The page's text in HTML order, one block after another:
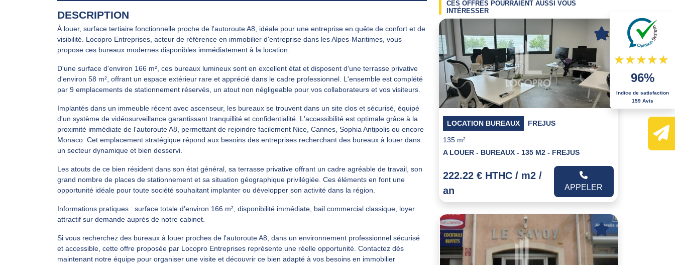
DESCRIPTION
À louer, surface tertiaire fonctionnelle proche de l'autoroute A8, idéale pour une entreprise en quête de confort et de
visibilité. Locopro Entreprises, acteur de référence en immobilier d'entreprise dans les Alpes-Maritimes, vous
propose ces bureaux modernes disponibles immédiatement à la location.
D'une surface d'environ 166 m², ces bureaux lumineux sont en excellent état et disposent d'une terrasse privative
d'environ 58 m², offrant un espace extérieur rare et apprécié dans le cadre professionnel. L'ensemble est complété
par 9 emplacements de stationnement réservés, un atout non négligeable pour vos collaborateurs et vos visiteurs.
Implantés dans un immeuble récent avec ascenseur, les bureaux se trouvent dans un site clos et sécurisé, équipé
d'un système de vidéosurveillance garantissant tranquillité et confidentialité. L'accessibilité est optimale grâce à la
proximité immédiate de l'autoroute A8, permettant de rejoindre facilement Nice, Cannes, Sophia Antipolis ou encore
Monaco. Cet emplacement stratégique répond aux besoins des entreprises recherchant des bureaux à louer dans
un secteur dynamique et bien desservi.
Les atouts de ce bien résident dans son état général, sa terrasse privative offrant un cadre agréable de travail, son
grand nombre de places de stationnement et sa situation géographique privilégiée. Ces éléments en font une
opportunité idéale pour toute société souhaitant implanter ou développer son activité dans la région.
Informations pratiques : surface totale d'environ 166 m², disponibilité immédiate, bail commercial classique, loyer
attractif sur demande auprès de notre cabinet.
Si vous recherchez des bureaux à louer proches de l'autoroute A8, dans un environnement professionnel sécurisé
et accessible, cette offre proposée par Locopro Entreprises représente une réelle opportunité. Contactez dès
maintenant notre équipe pour organiser une visite et découvrir ce bien adapté à vos besoins en immobilier
CES OFFRES POURRAIENT AUSSI VOUS
INTÉRESSER
LOCATION BUREAUX FREJUS
135 m²
A LOUER - BUREAUX - 135 M2 - FREJUS
222.22 € HTHC / m2 /
an
APPELER
96%
Indice de satisfaction
159 Avis